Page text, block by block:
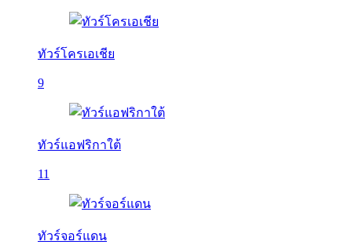
ทัวร์โครเอเชีย
9
ทัวร์แอฟริกาใต้
11
ทัวร์จอร์แดน